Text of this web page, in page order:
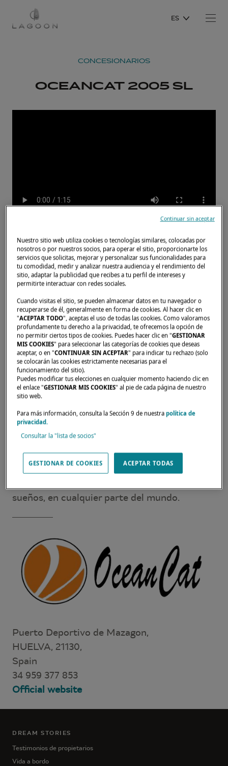
ES
CONCESIONARIOS
OCEANCAT 2005 SL
Inicio Concesionarios OCEANCAT 2005 SL
Nuestros distribuidores están para responder
a sus expectativas y necesidades. Le
sueños, en cualquier parte del mundo.
Puerto Deportivo de Mazagon,
HUELVA, 21130,
Spain
34 959 377 853
Official website
DREAM STORIES
Testimonios de propietarios
Vida a bordo
Nuestro sitio web utiliza cookies o tecnologías similares, colocadas por
nosotros o por nuestros socios, para operar el sitio, proporcionarte los
servicios que solicitas, mejorar y personalizar sus funcionalidades para
tu comodidad, medir y analizar nuestra audiencia y el rendimiento del
sitio, adaptar la publicidad que recibes a tu perfil de intereses y
permitirte interactuar con redes sociales.
Cuando visitas el sitio, se pueden almacenar datos en tu navegador o
recuperarse de él, generalmente en forma de cookies. Al hacer clic en
"ACEPTAR TODO", aceptas el uso de todas las cookies. Como valoramos
profundamente tu derecho a la privacidad, te ofrecemos la opción de
no permitir ciertos tipos de cookies. Puedes hacer clic en "GESTIONAR
MIS COOKIES" para seleccionar las categorías de cookies que deseas
aceptar, o en "CONTINUAR SIN ACEPTAR" para indicar tu rechazo (solo
se colocarán las cookies estrictamente necesarias para el
funcionamiento del sitio).
Puedes modificar tus elecciones en cualquier momento haciendo clic en
el enlace "GESTIONAR MIS COOKIES" al pie de cada página de nuestro
sitio web.
Para más información, consulta la Sección 9 de nuestrapolítica de
privacidad.
Consultar la "lista de socios"
GESTIONAR DE COOKIES ACEPTAR TODAS
Continuar sin aceptar